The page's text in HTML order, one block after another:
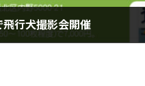
行犬撮影会開催